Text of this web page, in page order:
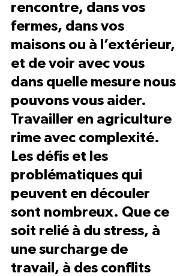
rencontre, dans vos
fermes, dans vos
maisons ou à l’extérieur,
et de voir avec vous
dans quelle mesure nous
pouvons vous aider.
Travailler en agriculture
rime avec complexité.
Les défis et les
problématiques qui
peuvent en découler
sont nombreux. Que ce
soit relié à du stress, à
une surcharge de
travail, à des conflits